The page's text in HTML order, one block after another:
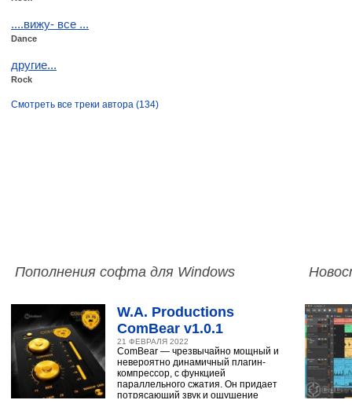
....вижу- все ...
Dance
другие...
Rock
Смотреть все треки автора (134)
Пополнения софта для Windows
W.A. Productions
ComBear v1.0.1
21 ФЕВРАЛЯ 2022
ComBear — чрезвычайно мощный и
невероятно динамичный плагин-
компрессор, с функцией
параллельного сжатия. Он придает
потрясающий звук и ощущение